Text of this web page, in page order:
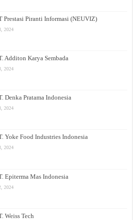
Prestasi Piranti Informasi (NEUVIZ)
2024
Additon Karya Sembada
2024
Denka Pratama Indonesia
2024
Yoke Food Industries Indonesia
2024
Epiterma Mas Indonesia
2024
Weiss Tech